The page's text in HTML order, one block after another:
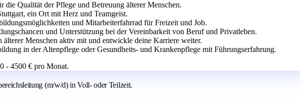
die Qualität der Pflege und Betreuung älterer Menschen.
ein Ort mit Herz und Teamgeist.
und Mitarbeiterfahrrad für Freizeit und Job.
und Unterstützung bei der Vereinbarkeit von Beruf und Privatleben.
älterer Menschen aktiv mit und entwickle deine Karriere weiter.
in der Altenpflege oder Gesundheits- und Krankenpflege mit Führungserfahrung.
- 4500 € pro Monat.
(m/w/d) in Voll- oder Teilzeit.